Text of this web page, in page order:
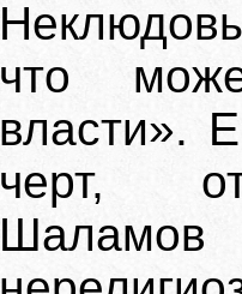
что
власти».
черт,